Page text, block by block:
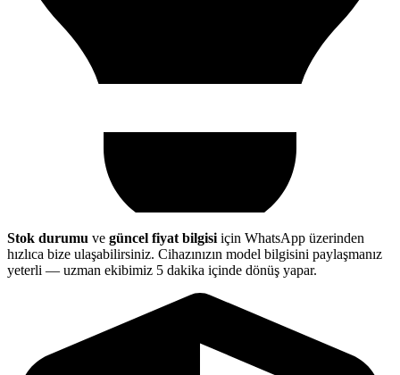
Stok durumu ve güncel fiyat bilgisi için WhatsApp üzerinden
hızlıca bize ulaşabilirsiniz. Cihazınızın model bilgisini paylaşmanız
yeterli — uzman ekibimiz 5 dakika içinde dönüş yapar.